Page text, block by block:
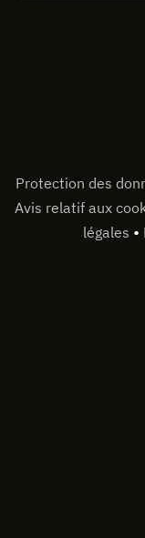
Protection des
Avis relatif aux
légales •